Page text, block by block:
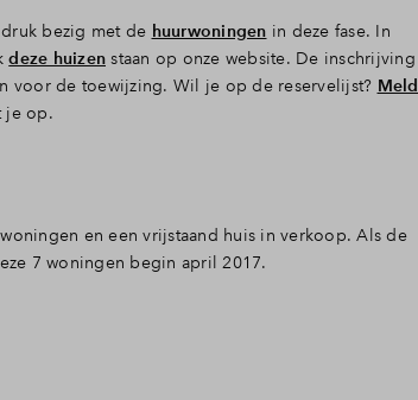
bezig met de huurwoningen in deze fase. In
deze huizen staan op onze website. De inschrijving
voor de toewijzing. Wil je op de reservelijst? Meld
je op.
en een vrijstaand huis in verkoop. Als de
7 woningen begin april 2017.